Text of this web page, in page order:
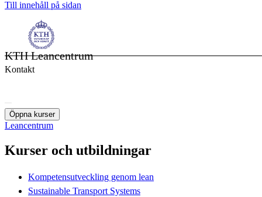
Till innehåll på sidan
KTH Leancentrum
Kontakt
Öppna kurser
Leancentrum
Kurser och utbildningar
Kompetensutveckling genom lean
Sustainable Transport Systems